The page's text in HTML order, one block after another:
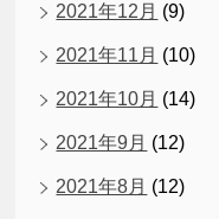
2021年12月 (9)
2021年11月 (10)
2021年10月 (14)
2021年9月 (12)
2021年8月 (12)